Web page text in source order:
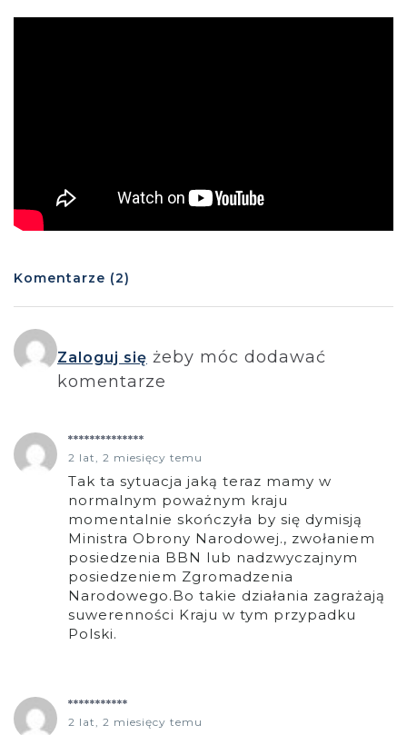
Komentarze (2)
Zaloguj się żeby móc dodawać
komentarze
**************
2 lat, 2 miesięcy temu
Tak ta sytuacja jaką teraz mamy w
normalnym poważnym kraju
momentalnie skończyła by się dymisją
Ministra Obrony Narodowej., zwołaniem
posiedzenia BBN lub nadzwyczajnym
posiedzeniem Zgromadzenia
Narodowego.Bo takie działania zagrażają
suwerenności Kraju w tym przypadku
Polski.
***********
2 lat, 2 miesięcy temu